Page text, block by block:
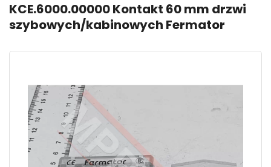
KCE.6000.00000 Kontakt 60 mm drzwi
szybowych/kabinowych Fermator